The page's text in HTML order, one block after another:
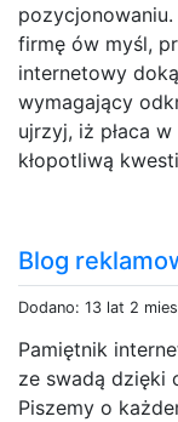
pozycjonowaniu.
firmę ów myśl,
internetowy
wymagający
ujrzyj, iż płaca
kłopotliwą
Blog
Dodano: 13 lat 2
Pamiętnik
ze swadą dzięki
Piszemy o